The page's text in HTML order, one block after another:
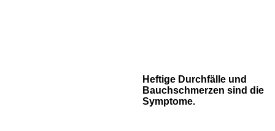
Heftige Durchfälle und
Bauchschmerzen sind die
Symptome.